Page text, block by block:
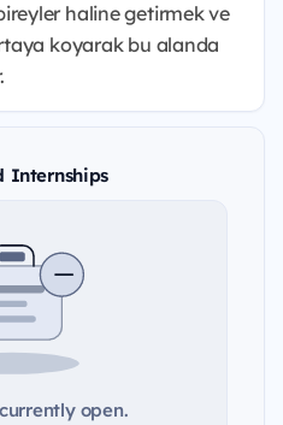
haline getirmek ve
koyarak bu alanda
Internships
open.